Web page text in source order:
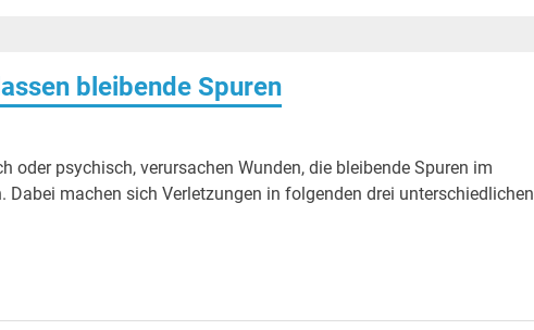
bleibende Spuren
oder psychisch, verursachen Wunden, die bleibende Spuren im
machen sich Verletzungen in folgenden drei unterschiedlichen